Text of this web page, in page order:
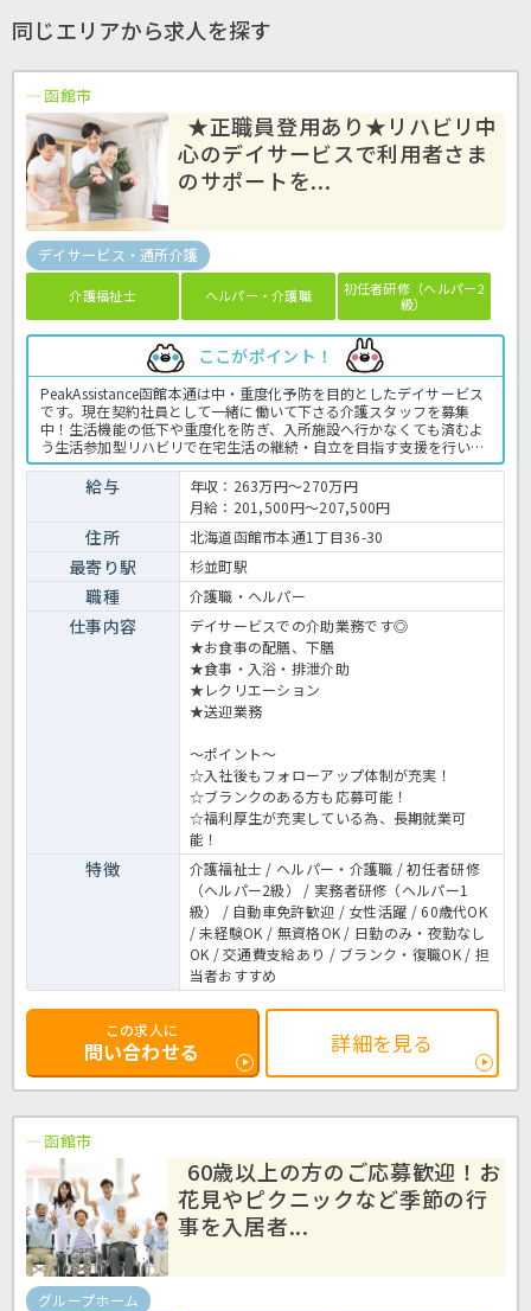
同じエリアから求人を探す
函館市
★正職員登用あり★リハビリ中
心のデイサービスで利用者さま
のサポートを...
デイサービス・通所介護
介護福祉士 ヘルパー・介護職
初任者研修（ヘルパー2
級）
ここがポイント！
PeakAssistance函館本通は中・重度化予防を目的としたデイサービス
です。現在契約社員として一緒に働いて下さる介護スタッフを募集
中！生活機能の低下や重度化を防ぎ、入所施設へ行かなくても済むよ
う生活参加型リハビリで在宅生活の継続・自立を目指す支援を行いま
す。主な業務としてリハビリを中心とした介助業務や利用者さまの送
迎をお願いします。デイサービスですので夜勤はありません！ご家庭
をお持ちの方や、体力に自信のない方も時間や体に無理なく働いてい
ただけますよ。リハビリ中心のデイサービスですので、利用者様スタ
ッフともに目標に向かって明るく前向きに取り組んでいる職場です♪
普通自動車免許(AT限定可)をお持ちの方であれば、年齢や学歴、経験
資格は一切問いません！たくさんのご応募お待ちしています。デイサ
ービスでの介護業務全般です。 ＜介護職 契約職員 デイサービスの
給与
年収：263万円～270万円
月給：201,500円～207,500円
住所 北海道函館市本通1丁目36-30
最寄り駅 杉並町駅
職種 介護職・ヘルパー
仕事内容
デイサービスでの介助業務です◎
★お食事の配膳、下膳
★食事・入浴・排泄介助
★レクリエーション
★送迎業務
～ポイント～
☆入社後もフォローアップ体制が充実！
☆ブランクのある方も応募可能！
☆福利厚生が充実している為、長期就業可
能！
特徴
介護福祉士 / ヘルパー・介護職 / 初任者研修
（ヘルパー2級） / 実務者研修（ヘルパー1
級） / 自動車免許歓迎 / 女性活躍 / 60歳代OK
/ 未経験OK / 無資格OK / 日勤のみ・夜勤なし
OK / 交通費支給あり / ブランク・復職OK / 担
当者おすすめ
この求人に
問い合わせる 詳細を見る
函館市
60歳以上の方のご応募歓迎！お
花見やピクニックなど季節の行
事を入居者...
グループホーム